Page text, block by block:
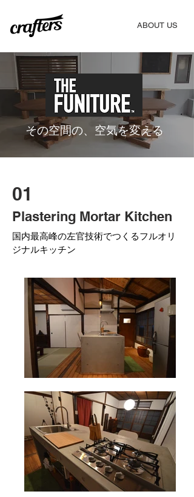
​ABOUT US
​その空間の、空気を変える
01
Plastering Mortar Kitchen
国内最高峰の左官技術でつくるフルオリ
ジナルキッチン